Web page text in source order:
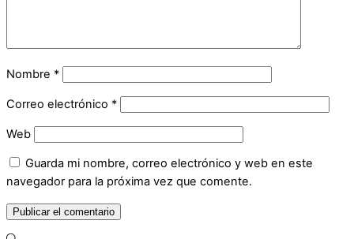
Nombre *
Correo electrónico *
Web
Guarda mi nombre, correo electrónico y web en este
navegador para la próxima vez que comente.